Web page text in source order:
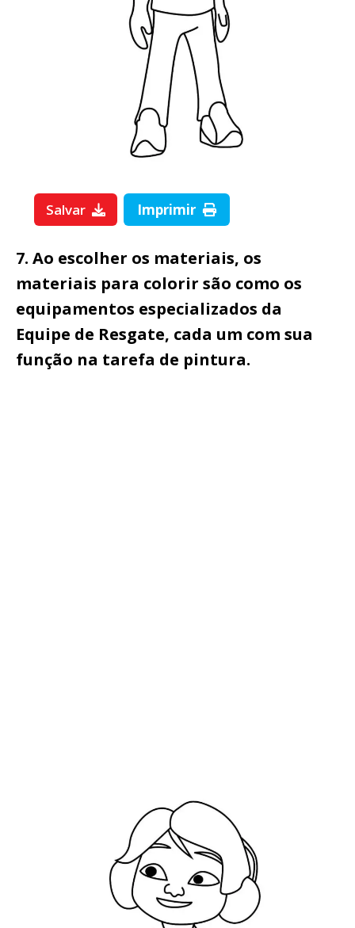
Salvar Imprimir
7. Ao escolher os materiais, os
materiais para colorir são como os
equipamentos especializados da
Equipe de Resgate, cada um com sua
função na tarefa de pintura.